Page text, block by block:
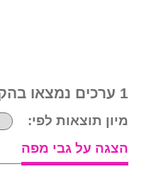
1 ערכים נמצאו בהקשר לנושא:
מיון תוצאות לפי:
הצגה על גבי מפה